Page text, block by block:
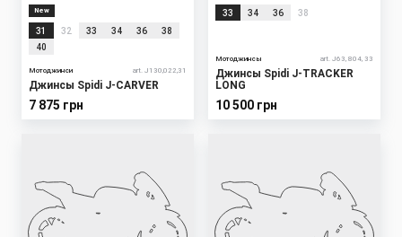
New
31 32 33 34 36
38
40
Мотоджинси art. J130,022,31
Джинсы Spidi J-CARVER
7 875 грн
33 34 36 38
Мотоджинсы art. J63, 804, 33
Джинсы Spidi J-TRACKER
LONG
10 500 грн